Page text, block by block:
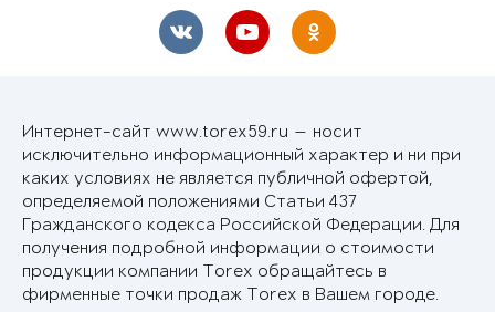
Интернет-сайт www.torex59.ru — носит
исключительно информационный характер и ни при
каких условиях не является публичной офертой,
определяемой положениями Статьи 437
Гражданского кодекса Российской Федерации. Для
получения подробной информации о стоимости
продукции компании Torex обращайтесь в
фирменные точки продаж Torex в Вашем городе.